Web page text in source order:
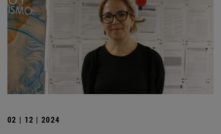
02 | 12 | 2024